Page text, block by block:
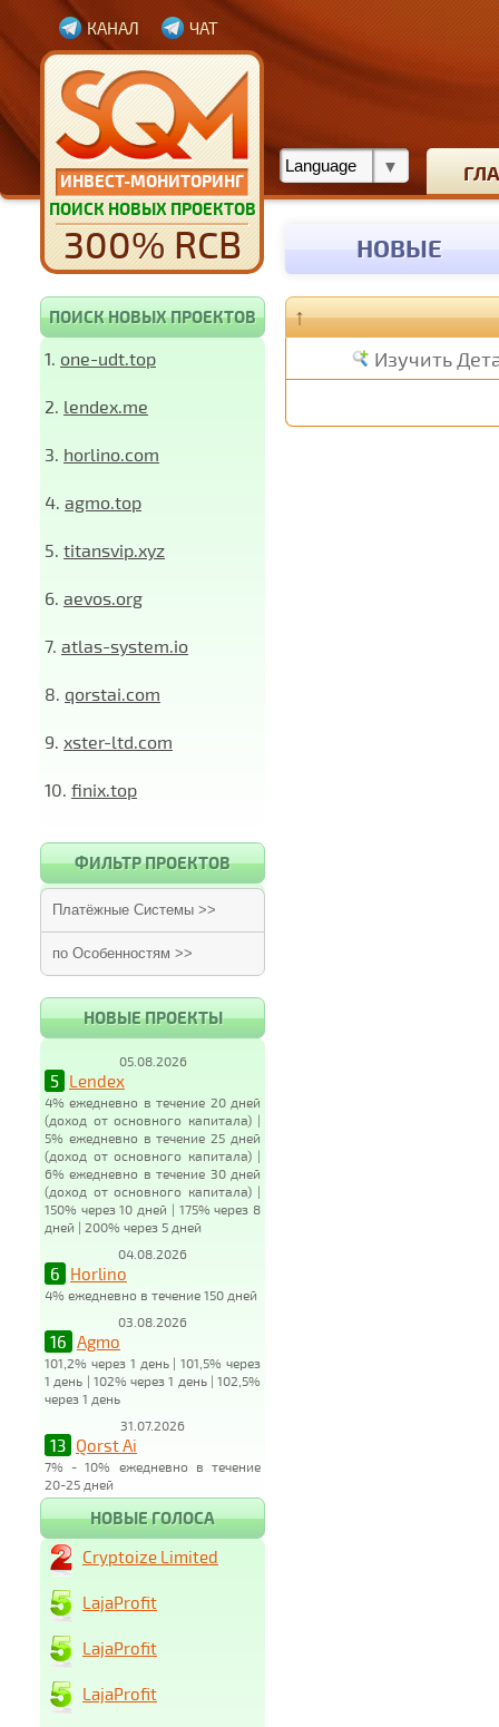
ИНВЕСТ-МОНИТОРИНГ
ПОИСК НОВЫХ ПРОЕКТОВ
300% RCB
КАНАЛ ЧАТ
НОВЫЕ
ПОИСК НОВЫХ ПРОЕКТОВ
1. one-udt.top
2. lendex.me
3. horlino.com
4. agmo.top
5. titansvip.xyz
6. aevos.org
7. atlas-system.io
8. qorstai.com
9. xster-ltd.com
10. finix.top
ФИЛЬТР ПРОЕКТОВ
Платёжные Системы >>
по Особенностям >>
НОВЫЕ ПРОЕКТЫ
05.08.2026
5 Lendex
4% ежедневно в течение 20 дней
(доход от основного капитала) |
5% ежедневно в течение 25 дней
(доход от основного капитала) |
6% ежедневно в течение 30 дней
(доход от основного капитала) |
150% через 10 дней | 175% через 8
дней | 200% через 5 дней
04.08.2026
6 Horlino
4% ежедневно в течение 150 дней
03.08.2026
16 Agmo
101,2% через 1 день | 101,5% через
1 день | 102% через 1 день | 102,5%
через 1 день
31.07.2026
13 Qorst Ai
7% - 10% ежедневно в течение
20-25 дней
↑
Изучить
НОВЫЕ ГОЛОСА
Cryptoize Limited
LajaProfit
LajaProfit
LajaProfit